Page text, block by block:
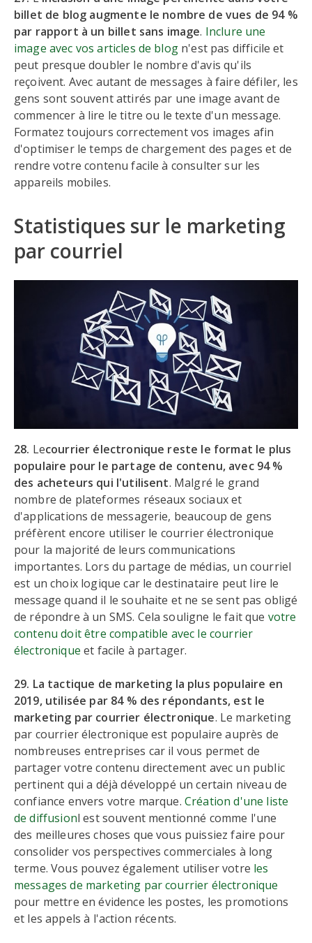
billet de blog augmente le nombre de vues de 94 %
par rapport à un billet sans image. Inclure une
image avec vos articles de blogn'est pas difficile et
peut presque doubler le nombre d'avis qu'ils
reçoivent. Avec autant de messages à faire défiler, les
gens sont souvent attirés par une image avant de
commencer à lire le titre ou le texte d'un message.
Formatez toujours correctement vos images afin
d'optimiser le temps de chargement des pages et de
rendre votre contenu facile à consulter sur les
appareils mobiles.
Statistiques sur le marketing
par courriel
28. Lecourrier électronique reste le format le plus
populaire pour le partage de contenu, avec 94 %
des acheteurs qui l'utilisent. Malgré le grand
nombre de plateformes réseaux sociaux et
d'applications de messagerie, beaucoup de gens
préfèrent encore utiliser le courrier électronique
pour la majorité de leurs communications
importantes. Lors du partage de médias, un courriel
est un choix logique car le destinataire peut lire le
message quand il le souhaite et ne se sent pas obligé
de répondre à un SMS. Cela souligne le fait que votre
contenu doit être compatible avec le courrier
électronique et facile à partager.
29. La tactique de marketing la plus populaire en
2019, utilisée par 84 % des répondants, est le
marketing par courrier électronique. Le marketing
par courrier électronique est populaire auprès de
nombreuses entreprises car il vous permet de
partager votre contenu directement avec un public
pertinent qui a déjà développé un certain niveau de
confiance envers votre marque. Création d'une liste
de diffusionl est souvent mentionné comme l'une
des meilleures choses que vous puissiez faire pour
consolider vos perspectives commerciales à long
terme. Vous pouvez également utiliser votre les
messages de marketing par courrier électronique
pour mettre en évidence les postes, les promotions
et les appels à l'action récents.